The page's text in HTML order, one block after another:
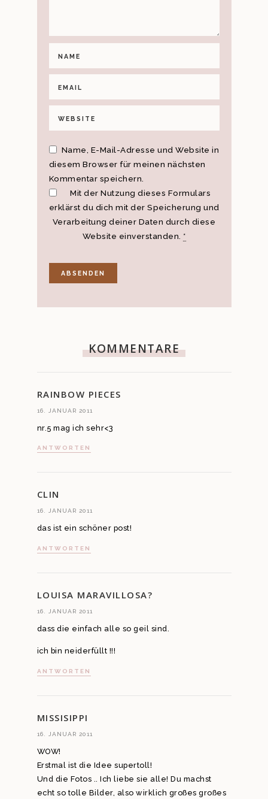
Name, E-Mail-Adresse und Website in
diesem Browser für meinen nächsten
Kommentar speichern.
Mit der Nutzung dieses Formulars
erklärst du dich mit der Speicherung und
Verarbeitung deiner Daten durch diese
Website einverstanden. *
KOMMENTARE
RAINBOW PIECES
16. JANUAR 2011
nr.5 mag ich sehr<3
ANTWORTEN
CLIN
16. JANUAR 2011
das ist ein schöner post!
ANTWORTEN
LOUISA MARAVILLOSA?
16. JANUAR 2011
dass die einfach alle so geil sind.
ich bin neiderfüllt !!!
ANTWORTEN
MISSISIPPI
16. JANUAR 2011
WOW!
Erstmal ist die Idee supertoll!
Und die Fotos .. Ich liebe sie alle! Du machst
echt so tolle Bilder, also wirklich großes großes